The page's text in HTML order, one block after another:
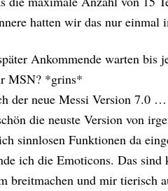
hatten wir das nur einmal
Ankommende warten
MSN? *grins*
der neue Messi Version 7.0 …
die neuste Version von
sinnlosen Funktionen da
ich die Emoticons. Das
breitmachen und mir tierisch